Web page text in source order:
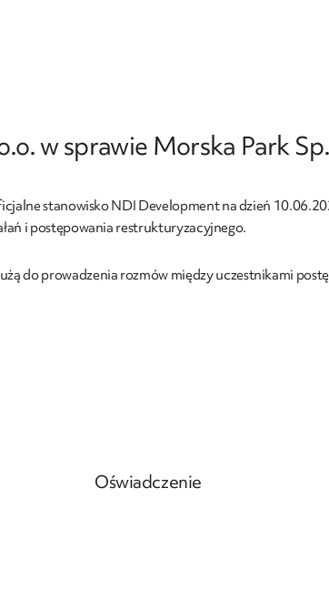
w sprawie Morska Park
stanowisko NDI Development na dzień
i postępowania restrukturyzacyjnego.
do prowadzenia rozmów między uczestnikami
Oświadczenie